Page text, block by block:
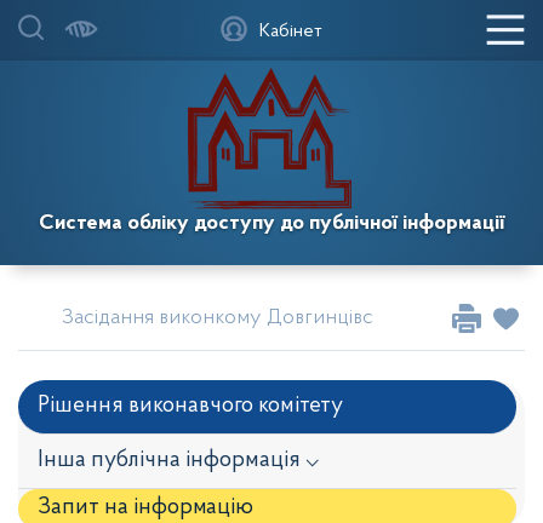
Система обліку доступу до публічної інформації
Кабінет
Засідання виконкому Довгинцівської районної в
Рішення виконавчого комітету
Інша публічна інформація ⌵
Запит на iнформацію